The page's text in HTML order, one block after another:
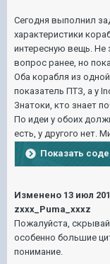
Сегодня выполнил
характеристики
интересную вещь. Не
вопрос ранее, но
Оба корабля из
показатель ПТЗ, а у
Знатоки, кто знает
По идеи у обоих
есть, у другого нет.
Показать
Изменено 13 июл
zxxx_Puma_xxxz
Пожалуйста,
особенно большие
понимание.